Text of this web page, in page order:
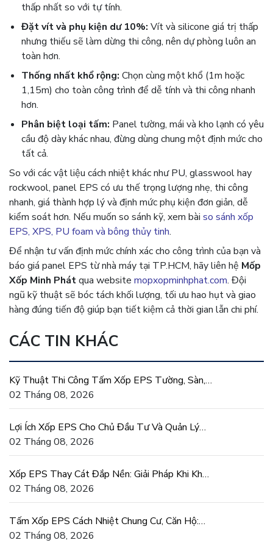
thấp nhất so với tự tính.
Đặt vít và phụ kiện dư 10%: Vít và silicone giá trị thấp
nhưng thiếu sẽ làm dừng thi công, nên dự phòng luôn an
toàn hơn.
Thống nhất khổ rộng: Chọn cùng một khổ (1m hoặc
1,15m) cho toàn công trình để dễ tính và thi công nhanh
hơn.
Phân biệt loại tấm: Panel tường, mái và kho lạnh có yêu
cầu độ dày khác nhau, đừng dùng chung một định mức cho
tất cả.
So với các vật liệu cách nhiệt khác như PU, glasswool hay
rockwool, panel EPS có ưu thế trọng lượng nhẹ, thi công
nhanh, giá thành hợp lý và định mức phụ kiện đơn giản, dễ
kiểm soát hơn. Nếu muốn so sánh kỹ, xem bài so sánh xốp
EPS, XPS, PU foam và bông thủy tinh.
Để nhận tư vấn định mức chính xác cho công trình của bạn và
báo giá panel EPS từ nhà máy tại TP.HCM, hãy liên hệ Mốp
Xốp Minh Phátqua website mopxopminhphat.com. Đội
ngũ kỹ thuật sẽ bóc tách khối lượng, tối ưu hao hụt và giao
hàng đúng tiến độ giúp bạn tiết kiệm cả thời gian lẫn chi phí.
CÁC TIN KHÁC
Kỹ Thuật Thi Công Tấm Xốp EPS Tường, Sàn,
Mái Đúng Chuẩn
02 Tháng 08, 2026
Lợi Ích Xốp EPS Cho Chủ Đầu Tư Và Quản Lý
Dự Án Xây Dựng
02 Tháng 08, 2026
Xốp EPS Thay Cát Đắp Nền: Giải Pháp Khi Khan
Hiếm Cát San Lấp
02 Tháng 08, 2026
Tấm Xốp EPS Cách Nhiệt Chung Cư, Căn Hộ:
Tiết Kiệm Điện Thật
02 Tháng 08, 2026